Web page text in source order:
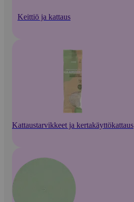
Keittiö ja kattaus
Kattaustarvikkeet ja kertakäyttökattaus